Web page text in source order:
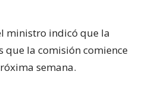
ministro indicó que la
que la comisión comience
semana.